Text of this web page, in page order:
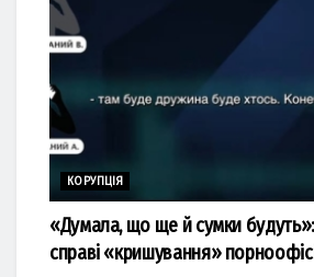
КОРУПЦІЯ
«Думала, що ще й сумки будуть»:
справі «кришування»